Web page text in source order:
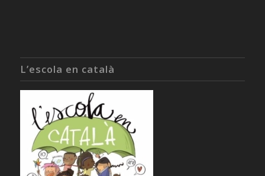
L’escola en català